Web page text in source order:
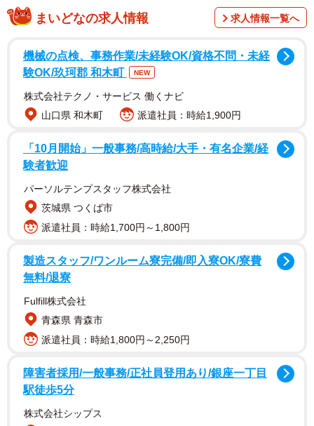
まいどなの求人情報 求人情報一覧へ
機械の点検、事務作業/未経験OK/資格不問・未経
験OK/玖珂郡 和木町
NEW
株式会社テクノ・サービス 働くナビ
山口県 和木町
派遣社員：時給1,900円
「10月開始」一般事務/高時給/大手・有名企業/経
験者歓迎
パーソルテンプスタッフ株式会社
茨城県 つくば市
派遣社員：時給1,700円～1,800円
製造スタッフ/ワンルーム寮完備/即入寮OK/寮費
無料/退寮
Fulfill株式会社
青森県 青森市
派遣社員：時給1,800円～2,250円
障害者採用/一般事務/正社員登用あり/銀座一丁目
駅徒歩5分
株式会社シップス